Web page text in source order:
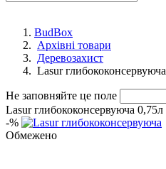
BudBox
Архівні товари
Деревозахист
Lasur глибококонсервуюча
Не заповняйте це поле
Lasur глибококонсервуюча 0,75л
-%
Обмежено